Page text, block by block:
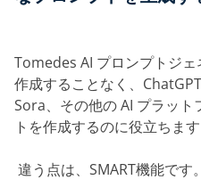
Tomedes AI プロンプトジ
作成することなく、
Sora、その他の AI プラッ
トを作成するのに役立ちます
違う点は、SMART機能で